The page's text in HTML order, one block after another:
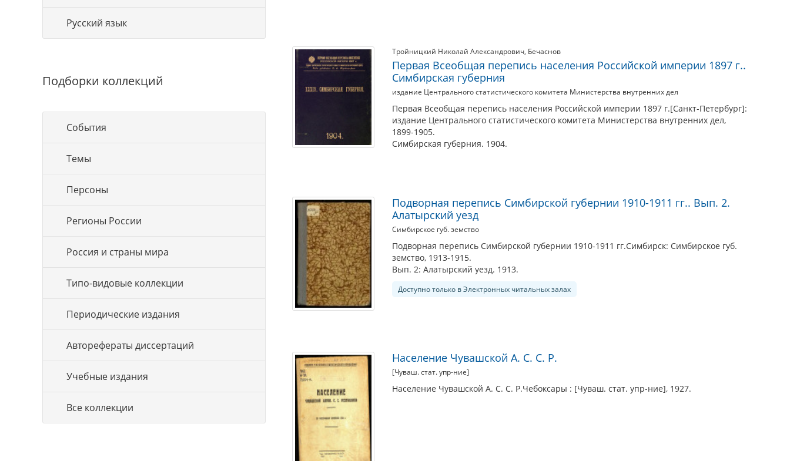
Русский язык
Подборки коллекций
События
Темы
Персоны
Регионы России
Россия и страны мира
Типо-видовые коллекции
Периодические издания
Авторефераты диссертаций
Учебные издания
Все коллекции
Тройницкий Николай Александрович, Бечаснов
Первая Всеобщая перепись населения Российской империи 1897 г..
Симбирская губерния
издание Центрального статистического комитета Министерства внутренних дел
Первая Всеобщая перепись населения Российской империи 1897 г.[Санкт-Петербург]:
издание Центрального статистического комитета Министерства внутренних дел,
1899-1905.
Симбирская губерния. 1904.
Подворная перепись Симбирской губернии 1910-1911 гг.. Вып. 2.
Алатырский уезд
Симбирское губ. земство
Подворная перепись Симбирской губернии 1910-1911 гг.Симбирск: Симбирское губ.
земство, 1913-1915.
Вып. 2: Алатырский уезд. 1913.
Доступно только в Электронных читальных залах
Население Чувашской А. С. С. Р.
[Чуваш. стат. упр-ние]
Население Чувашской А. С. С. Р.Чебоксары : [Чуваш. стат. упр-ние], 1927.